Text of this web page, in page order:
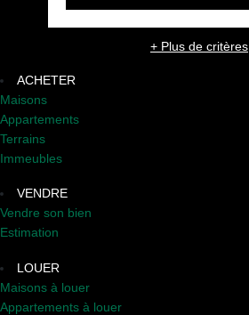
+ Plus de critères
ACHETER
Maisons
Appartements
Terrains
Immeubles
VENDRE
Vendre son bien
Estimation
LOUER
Maisons à louer
Appartements à louer